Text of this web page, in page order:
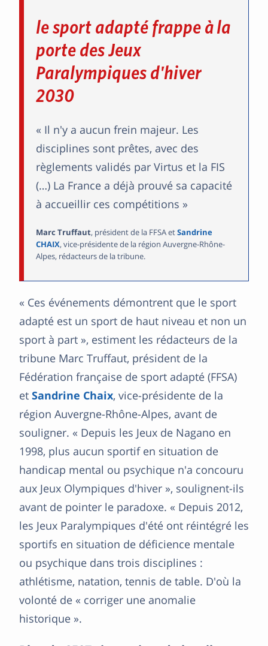
le sport adapté frappe à la
porte des Jeux
Paralympiques d'hiver
2030
« Il n'y a aucun frein majeur. Les
disciplines sont prêtes, avec des
règlements validés par Virtus et la FIS
(…) La France a déjà prouvé sa capacité
à accueillir ces compétitions »
Marc Truffaut, président de la FFSA etSandrine
CHAIX, vice-présidente de la région Auvergne-Rhône-
Alpes, rédacteurs de la tribune.
« Ces événements démontrent que le sport
adapté est un sport de haut niveau et non un
sport à part », estiment les rédacteurs de la
tribune Marc Truffaut, président de la
Fédération française de sport adapté (FFSA)
et Sandrine Chaix, vice-présidente de la
région Auvergne-Rhône-Alpes, avant de
souligner. « Depuis les Jeux de Nagano en
1998, plus aucun sportif en situation de
handicap mental ou psychique n'a concouru
aux Jeux Olympiques d'hiver », soulignent-ils
avant de pointer le paradoxe. « Depuis 2012,
les Jeux Paralympiques d'été ont réintégré les
sportifs en situation de déficience mentale
ou psychique dans trois disciplines :
athlétisme, natation, tennis de table. D'où la
volonté de « corriger une anomalie
historique ».